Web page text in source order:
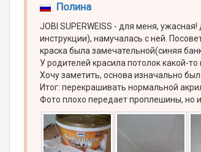
Полина
JOBI SUPERWEISS - для меня,
инструкции), намучалась с ней.
краска была замечательной(синяя
У родителей красила потолок какой-
Хочу заметить, основа изначально
Итог: перекрашивать нормальной
Фото плохо передает проплешины, но